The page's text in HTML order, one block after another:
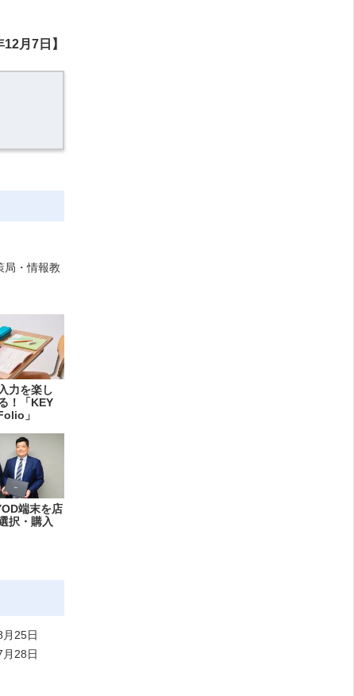
12月7日 】
・情報教
力を楽し
！「KEY
」
端末を店
択・購入
25日
28日